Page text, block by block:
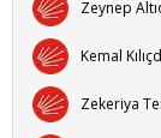
Zeynep
Kemal
Zekeriya